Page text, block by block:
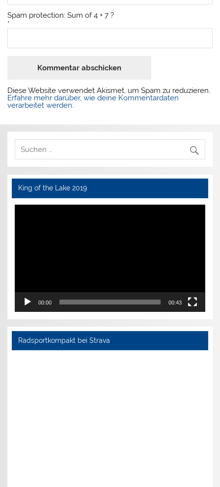
Spam protection: Sum of 4 + 7 ?
*
Diese Website verwendet Akismet, um Spam zu reduzieren.
Erfahre mehr darüber, wie deine Kommentardaten
verarbeitet werden.
King of the Lake 2019
Video-
00:00 00:43
Radsportkompakt bei Strava